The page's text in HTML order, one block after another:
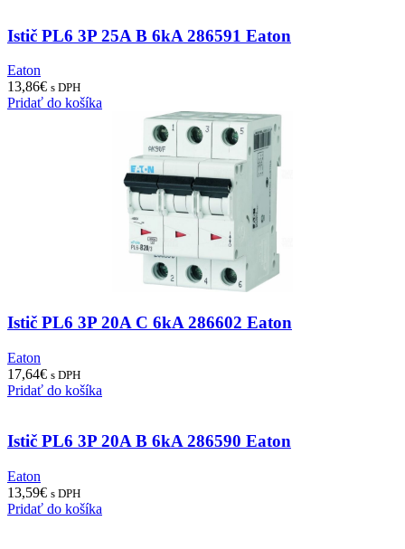
Istič PL6 3P 25A B 6kA 286591 Eaton
Eaton
13,86€ s DPH
Pridať do košíka
Istič PL6 3P 20A C 6kA 286602 Eaton
Eaton
17,64€ s DPH
Pridať do košíka
Istič PL6 3P 20A B 6kA 286590 Eaton
Eaton
13,59€ s DPH
Pridať do košíka